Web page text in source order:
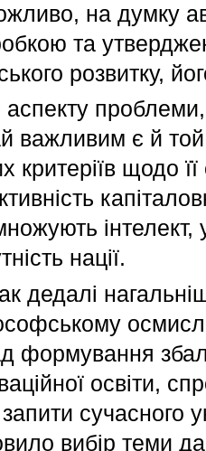
на думку
та
розвитку,
аспекту
важливим є й той
критеріїв щодо
інтелект,
нації.
дедалі
формування
освіти,
запити сучасного
вибір теми